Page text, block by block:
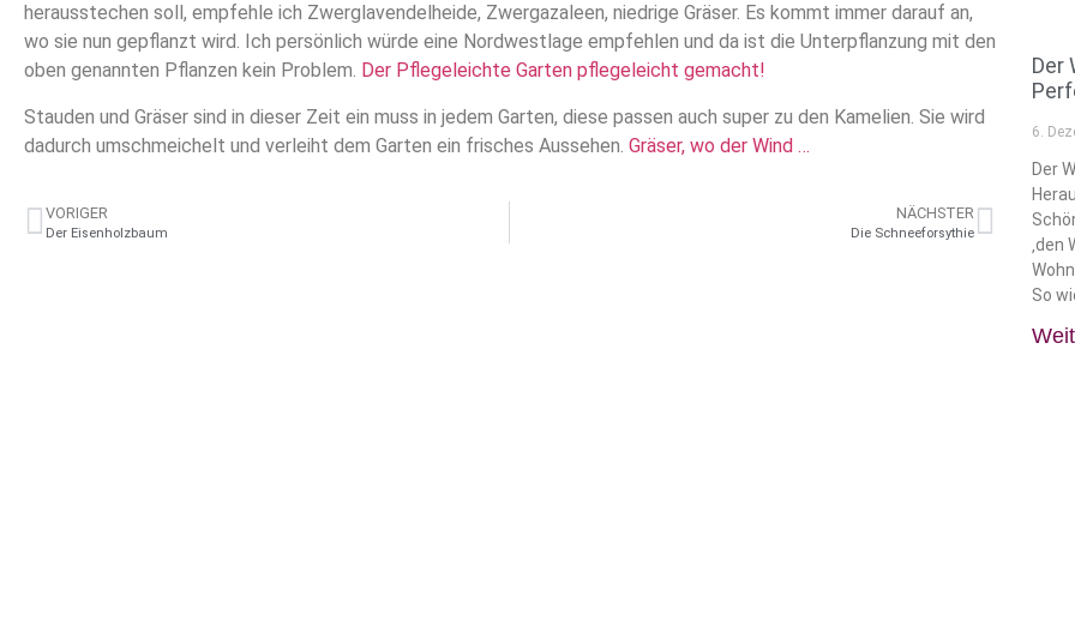
herausstechen soll, empfehle ich Zwerglavendelheide, Zwergazaleen, niedrige Gräser. Es kommt immer darauf an,
wo sie nun gepflanzt wird. Ich persönlich würde eine Nordwestlage empfehlen und da ist die Unterpflanzung mit den
oben genannten Pflanzen kein Problem. Der Pflegeleichte Garten pflegeleicht gemacht!
Stauden und Gräser sind in dieser Zeit ein muss in jedem Garten, diese passen auch super zu den Kamelien. Sie wird
dadurch umschmeichelt und verleiht dem Garten ein frisches Aussehen. Gräser, wo der Wind …
VORIGER
Der Eisenholzbaum
NÄCHSTER
Die Schneeforsythie
Der
6.
Der
So